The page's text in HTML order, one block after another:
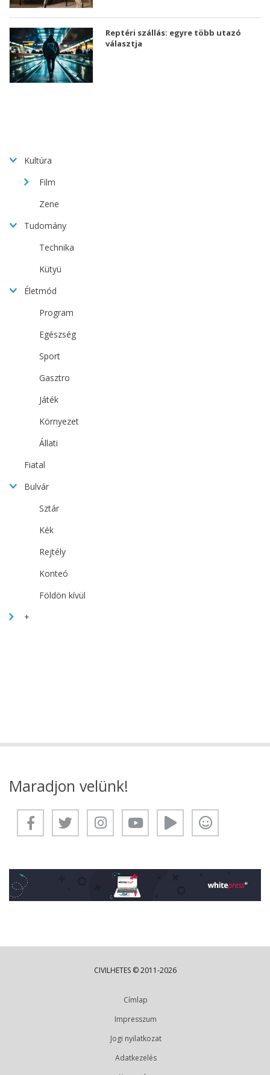
Reptéri szállás: egyre több utazó
választja
Kultúra
Film
Zene
Tudomány
Technika
Kütyü
Életmód
Program
Egészség
Sport
Gasztro
Játék
Környezet
Állati
Fiatal
Bulvár
Sztár
Kék
Rejtély
Konteó
Földön kívül
+
Maradjon velünk!
CIVILHETES © 2011-2026
Címlap
Impresszum
Jogi nyilatkozat
Adatkezelés